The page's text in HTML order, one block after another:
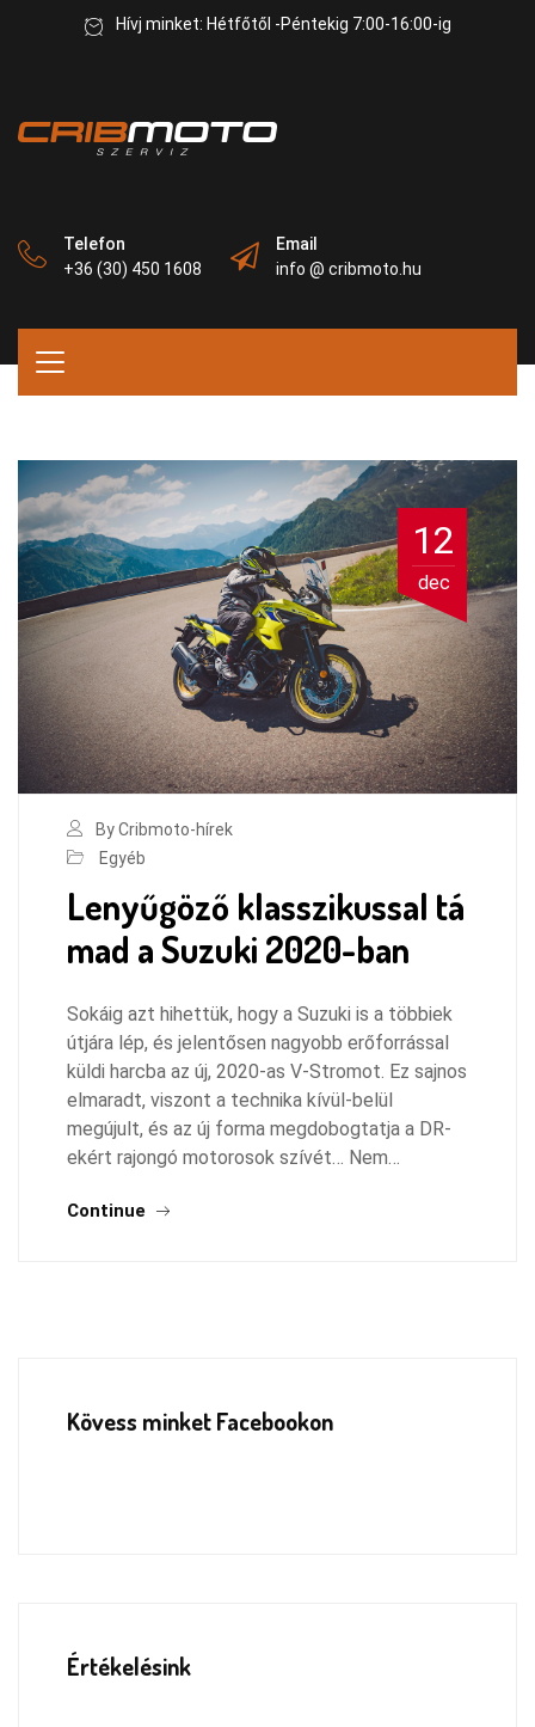
Hívj minket: Hétfőtől -Péntekig 7:00-16:00-ig
Telefon
+36 (30) 450 1608
Email
info @ cribmoto.hu
12
dec
By Cribmoto-hírek
Egyéb
Lenyűgöző klasszikussal tá
mad a Suzuki 2020-ban
Sokáig azt hihettük, hogy a Suzuki is a többiek
útjára lép, és jelentősen nagyobb erőforrással
küldi harcba az új, 2020-as V-Stromot. Ez sajnos
elmaradt, viszont a technika kívül-belül
megújult, és az új forma megdobogtatja a DR-
ekért rajongó motorosok szívét… Nem…
Continue
Kövess minket Facebookon
Értékelésink